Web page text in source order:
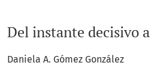
Del instante decisivo a
Daniela A. Gómez González